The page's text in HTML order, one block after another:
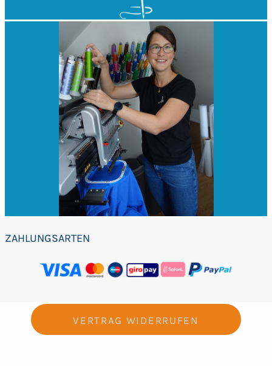
ZAHLUNGSARTEN
VERTRAG WIDERRUFEN